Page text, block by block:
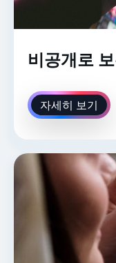
비공개로
자세히 보기